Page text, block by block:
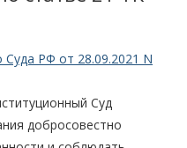
РФ от 28.09.2021 N
Суд
добросовестно